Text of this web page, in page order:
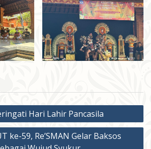
Hari Lahir Pancasila
ke-59, Re’SMAN Gelar Baksos